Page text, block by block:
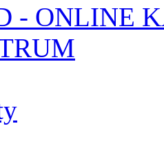
- ONLINE